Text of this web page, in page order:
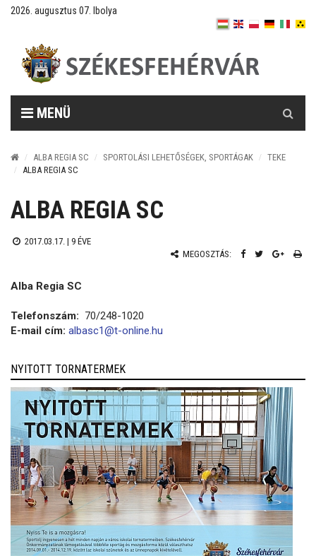
2026. augusztus 07. Ibolya
MENÜ
ALBA REGIA SC SPORTOLÁSI LEHETŐSÉGEK, SPORTÁGAK
TEKE
ALBA REGIA SC
ALBA REGIA SC
2017.03.17. | 9 ÉVE
MEGOSZTÁS:
Alba Regia SC
Telefonszám: 70/248-1020
E-mail cím: albasc1@t-online.hu
NYITOTT TORNATERMEK